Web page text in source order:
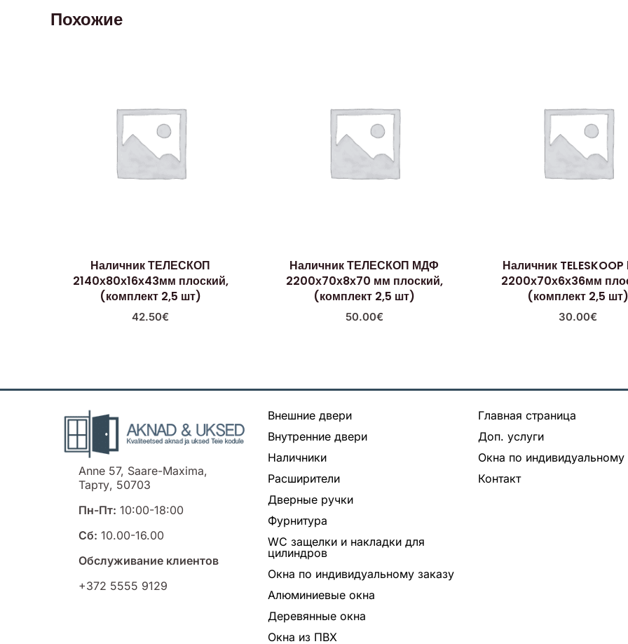
Похожие
Наличник ТЕЛЕСКОП
2140х80х16х43мм плоский,
(комплект 2,5 шт)
42.50€
Наличник ТЕЛЕСКОП МДФ
2200х70х8х70 мм плоский,
(комплект 2,5 шт)
50.00€
Наличник
2200х70х6х36мм
(комплект 2,5 шт)
30.00€
Anne 57, Saare-Maxima,
Тарту, 50703
Пн-Пт: 10:00-18:00
Сб: 10.00-16.00
Обслуживание клиентов
+372 5555 9129
Внешние двери
Внутренние двери
Наличники
Расширители
Дверные ручки
Фурнитура
WC защелки и накладки для
цилиндров
Окна по индивидуальному заказу
Алюминиевые окна
Деревянные окна
Окна из ПВХ
Главная страница
Доп. услуги
Окна по индивидуальному
Контакт